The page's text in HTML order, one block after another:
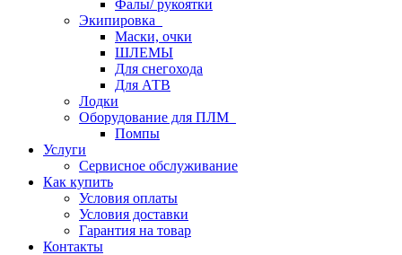
Фалы/ рукоятки
Экипировка
Маски, очки
ШЛЕМЫ
Для снегохода
Для АТВ
Лодки
Оборудование для ПЛМ
Помпы
Услуги
Сервисное обслуживание
Как купить
Условия оплаты
Условия доставки
Гарантия на товар
Контакты